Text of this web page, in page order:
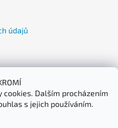
cookies. Dalším procházením
s jejich používáním.
údajů